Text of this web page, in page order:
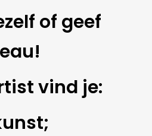
of geef
vind je: